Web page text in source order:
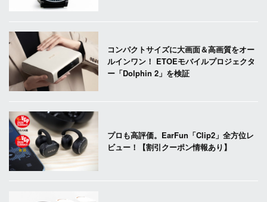
コンパクトサイズに大画面＆高画質をオー
ルインワン！ ETOEモバイルプロジェクタ
ー「Dolphin 2」を検証
プロも高評価。EarFun「Clip2」全方位レ
ビュー！【割引クーポン情報あり】